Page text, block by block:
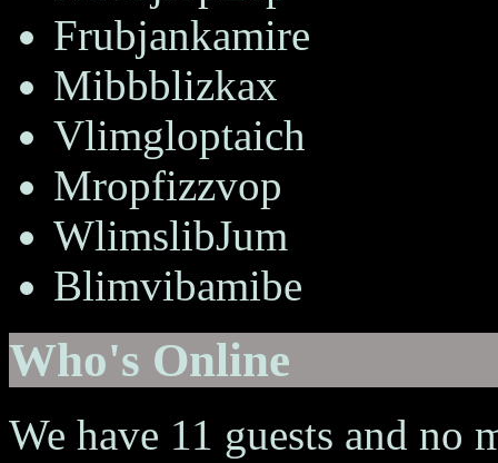
Frubjankamire
Mibbblizkax
Vlimgloptaich
Mropfizzvop
WlimslibJum
Blimvibamibe
Who's Online
We have 11 guests and no